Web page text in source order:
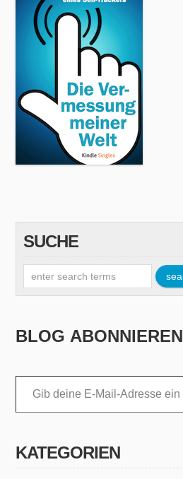
SUCHE
BLOG ABONNIEREN
Gib deine E-Mail-Adresse ein ...
KATEGORIEN